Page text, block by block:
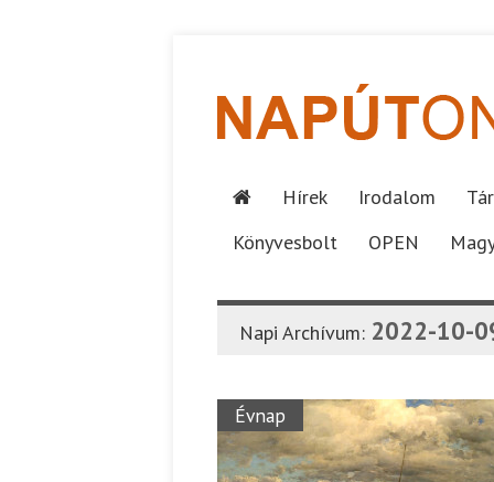
Hírek Irodalom
Könyvesbolt
OPEN
Napi Archívum: 2022-10-
Évnap